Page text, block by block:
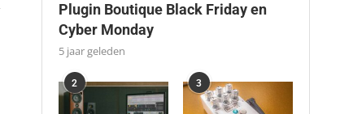
Plugin Boutique Black Friday en
Cyber Monday
5 jaar geleden
2 3